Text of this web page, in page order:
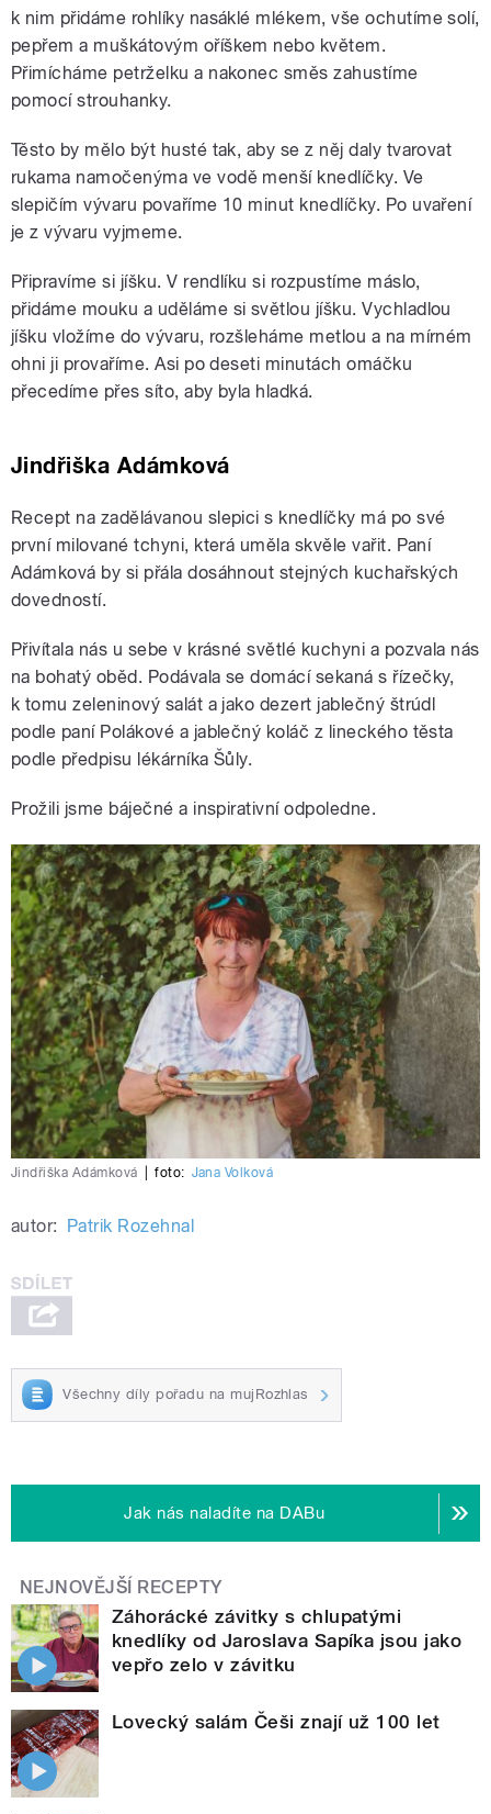
k nim přidáme rohlíky nasáklé mlékem, vše ochutíme solí,
pepřem a muškátovým oříškem nebo květem.
Přimícháme petrželku a nakonec směs zahustíme
pomocí strouhanky.
Těsto by mělo být husté tak, aby se z něj daly tvarovat
rukama namočenýma ve vodě menší knedlíčky. Ve
slepičím vývaru povaříme 10 minut knedlíčky. Po uvaření
je z vývaru vyjmeme.
Připravíme si jíšku. V rendlíku si rozpustíme máslo,
přidáme mouku a uděláme si světlou jíšku. Vychladlou
jíšku vložíme do vývaru, rozšleháme metlou a na mírném
ohni ji provaříme. Asi po deseti minutách omáčku
přecedíme přes síto, aby byla hladká.
Jindřiška Adámková
Recept na zadělávanou slepici s knedlíčky má po své
první milované tchyni, která uměla skvěle vařit. Paní
Adámková by si přála dosáhnout stejných kuchařských
dovedností.
Přivítala nás u sebe v krásné světlé kuchyni a pozvala nás
na bohatý oběd. Podávala se domácí sekaná s řízečky,
k tomu zeleninový salát a jako dezert jablečný štrúdl
podle paní Polákové a jablečný koláč z lineckého těsta
podle předpisu lékárníka Šůly.
Prožili jsme báječné a inspirativní odpoledne.
Jindřiška Adámková foto: Jana Volková
autor: Patrik Rozehnal
Všechny díly pořadu na mujRozhlas
Jak nás naladíte na DABu
NEJNOVĚJŠÍ RECEPTY
Záhorácké závitky s chlupatými
knedlíky od Jaroslava Sapíka jsou jako
vepřo zelo v závitku
Lovecký salám Češi znají už 100 let